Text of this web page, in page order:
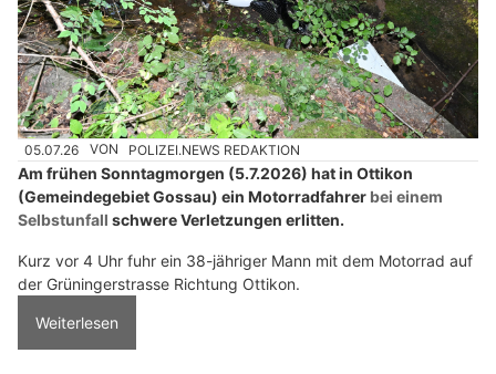
05.07.26 VON POLIZEI.NEWS REDAKTION
Am frühen Sonntagmorgen (5.7.2026) hat in Ottikon
(Gemeindegebiet Gossau) ein Motorradfahrer bei einem
Selbstunfall schwere Verletzungen erlitten.
Kurz vor 4 Uhr fuhr ein 38-jähriger Mann mit dem Motorrad auf
der Grüningerstrasse Richtung Ottikon.
Weiterlesen